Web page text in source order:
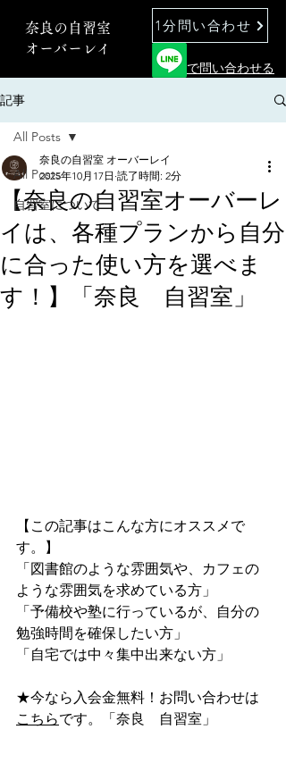
奈良の自習室
オーバーレイ
1分問い合わせ
で問い合わせる
記事
All Posts
自習室について
All Posts
【奈良の自習室オーバーレ
イは、各種プランから自分
に合った使い方を選べま
す！】「奈良 自習室」
奈良の自習室 オーバーレイ
2025年10月17日 読了時間: 2分
【この記事はこんな方にオススメで
す。】
「図書館のような雰囲気や、カフェの
ような雰囲気を求めている方」
「予備校や塾に行っているが、自分の
勉強時間を確保したい方」
「自宅では中々集中出来ない方」
★今なら入会金無料！お問い合わせは
こちらです。「奈良　自習室」